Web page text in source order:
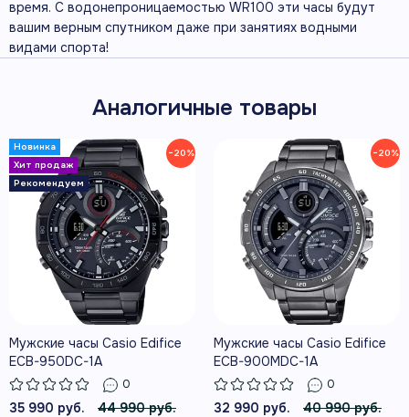
время. С водонепроницаемостью WR100 эти часы будут
вашим верным спутником даже при занятиях водными
видами спорта!
Аналогичные товары
−20%
Мужские часы Casio Edifice
ECB-950DC-1A
0
35 990 руб.
44 990 руб.
−20%
Мужские часы Casio Edifice
ECB-900MDC-1A
0
32 990 руб.
40 990 руб.